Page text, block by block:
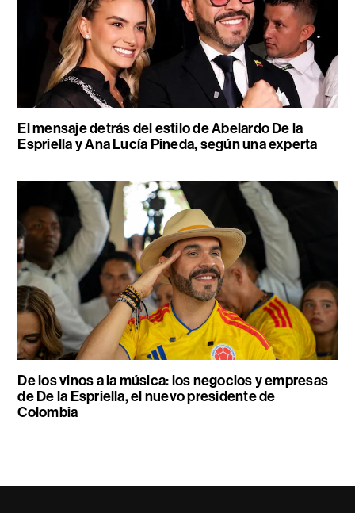
El mensaje detrás del estilo de Abelardo De la
Espriella y Ana Lucía Pineda, según una experta
De los vinos a la música: los negocios y empresas
de De la Espriella, el nuevo presidente de
Colombia